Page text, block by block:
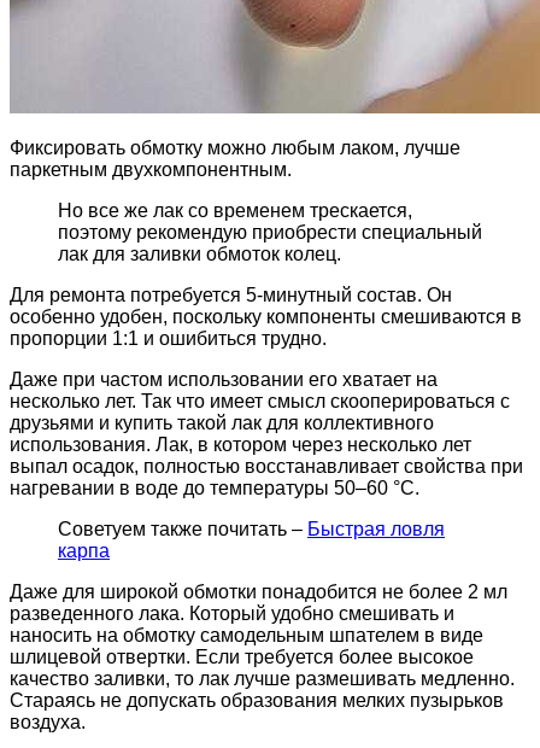
Фиксировать обмотку можно любым лаком, лучше
паркетным двухкомпонентным.
Но все же лак со временем трескается,
поэтому рекомендую приобрести специальный
лак для заливки обмоток колец.
Для ремонта потребуется 5-минутный состав. Он
особенно удобен, поскольку компоненты смешиваются в
пропорции 1:1 и ошибиться трудно.
Даже при частом использовании его хватает на
несколько лет. Так что имеет смысл скооперироваться с
друзьями и купить такой лак для коллективного
использования. Лак, в котором через несколько лет
выпал осадок, полностью восстанавливает свойства при
нагревании в воде до температуры 50–60 °С.
Советуем также почитать – Быстрая ловля
карпа
Даже для широкой обмотки понадобится не более 2 мл
разведенного лака. Который удобно смешивать и
наносить на обмотку самодельным шпателем в виде
шлицевой отвертки. Если требуется более высокое
качество заливки, то лак лучше размешивать медленно.
Стараясь не допускать образования мелких пузырьков
воздуха.